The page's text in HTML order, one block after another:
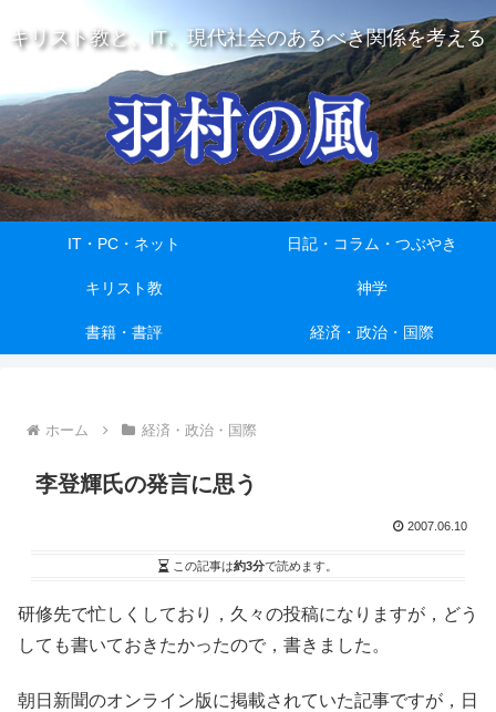
キリスト教と、IT、現代社会のあるべき関係を考える
IT・PC・ネット 日記・コラム・つぶやき
キリスト教 神学
書籍・書評 経済・政治・国際
ホーム 経済・政治・国際
李登輝氏の発言に思う
2007.06.10
この記事は約3分で読めます。
研修先で忙しくしており，久々の投稿になりますが，どう
しても書いておきたかったので，書きました。
朝日新聞のオンライン版に掲載されていた記事ですが，日